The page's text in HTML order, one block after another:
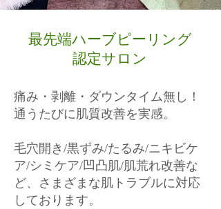
最先端ハーブピーリング
認定サロン
痛み・剥離・ダウンタイム無し！
通うたびに肌質改善を実感。
毛穴開き/黒ずみ/たるみ/ニキビケ
ア/シミケア/凹凸肌/肌荒れ改善な
ど、さまざまな肌トラブルに対応
しております。